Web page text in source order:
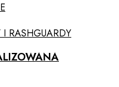
I RASHGUARDY